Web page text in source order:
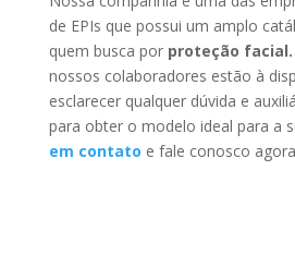
de EPIs que possui um amplo
quem busca por proteção facial.
nossos colaboradores estão à
esclarecer qualquer dúvida e
para obter o modelo ideal para a
em contato e fale conosco